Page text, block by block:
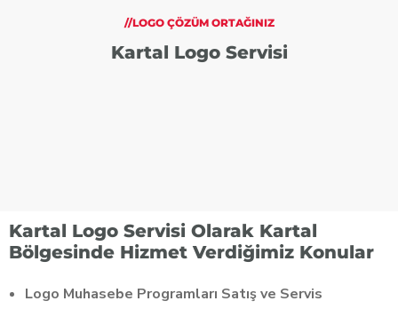
//LOGO ÇÖZÜM ORTAĞINIZ
Kartal Logo Servisi
Kartal Logo Servisi Olarak Kartal
Bölgesinde Hizmet Verdiğimiz Konular
Logo Muhasebe Programları Satış ve Servis